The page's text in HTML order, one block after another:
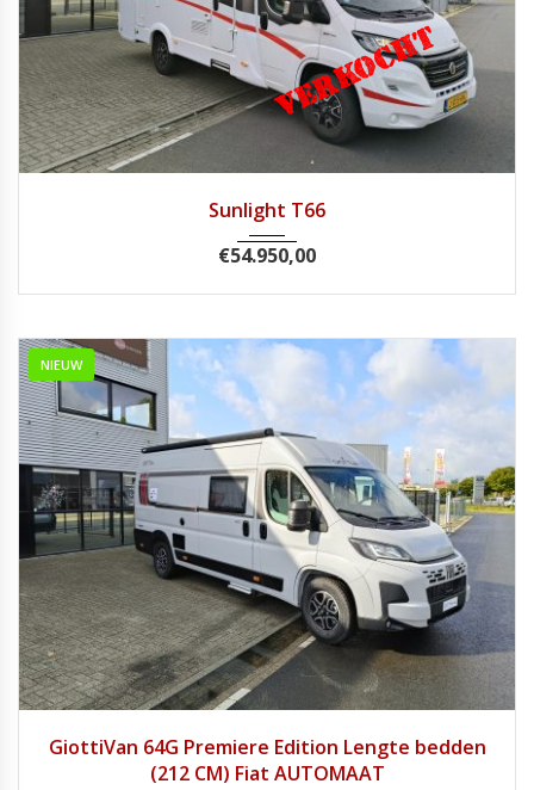
Sunlight T66
€54.950,00
NIEUW
GiottiVan 64G Premiere Edition Lengte bedden
(212 CM) Fiat AUTOMAAT